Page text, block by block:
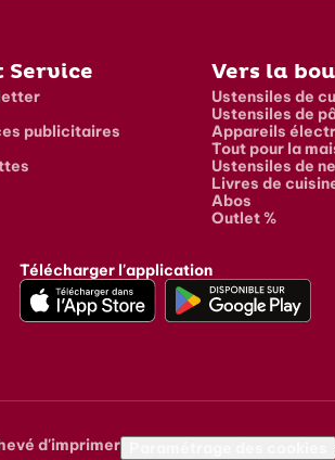
Service
publicitaires
Vers la
Ustensiles de
Ustensiles de
Appareils
Tout pour la
Ustensiles de
Livres de
Abos
Outlet %
Télécharger l'application
d'imprimer